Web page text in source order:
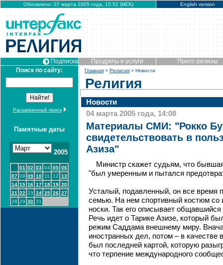
Обновлено: 07 марта 2005 года, 15:52 (МСК) English version
Подписка Продукты и услуги
Пресс-релизы
Поиск по сайту:
Расширенный поиск
Памятные даты
2005
01 02 03 04 05 06
07 08 09 10 11 12 13
14 15 16 17 18 19 20
21 22 23 24 25 26 27
28 29 30 31
Главная > Религия > Новости
Религия
Новости
04 марта 2005 года, 14:08
Материалы СМИ: "Рокко
свидетельствовать в
Азиза"
Министр скажет судьям, что
"был умеренным и пытался
Усталый, подавленный, он все время
семью. На нем спортивный костюм со
носки. Так его описывает общавшийся
Речь идет о Тарике Азизе, который
режим Саддама внешнему миру.
иностранных дел, потом – в качестве
был последней картой, которую
что терпение международного